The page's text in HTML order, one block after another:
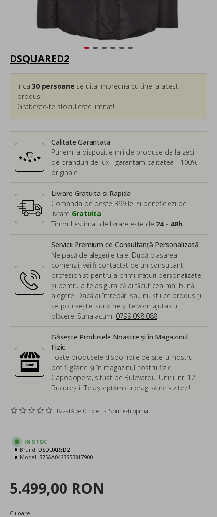
DSQUARED2
Calitate Garantata
Punem la dispozitie mii de produse de la zeci
de branduri de lux - garantam calitatea - 100%
originale.
Inca 30 persoane se uita impreuna cu tine la acest
produs.
Grabeste-te stocul este limitat!
Servicii Premium de Consultanță Personalizată
Ne pasă de alegerile tale! După plasarea
comenzii, vei fi contactat de un consultant
profesionist pentru a primi sfaturi personalizate
și pentru a te asigura că ai făcut cea mai bună
alegere. Dacă ai întrebări sau nu știi ce produs ți
se potrivește, sună-ne și te vom ajuta cu
plăcere! Suna acum! 0799.098.088
Livrare Gratuita si Rapida
Comanda de peste 399 lei si beneficiezi de
livrare Gratuita
Timpul estimat de livrare este de 24 - 48h
Găsește Produsele Noastre și în Magazinul
Fizic
Toate produsele disponibile pe site-ul nostru
pot fi găsite și în magazinul nostru fizic
Capodopera, situat pe Bulevardul Unirii, nr. 12,
București. Te așteptăm cu drag să ne vizitezi!
Bazată pe 0 note. - Spune-ţi opinia
5.499,00 RON
IN STOC
Brand: DSQUARED2
Model: S75AA0423S53817900
Culoare